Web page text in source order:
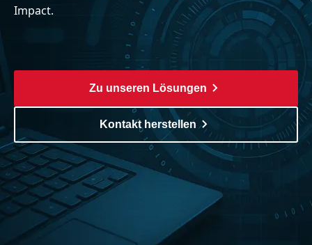
Impact.
Zu unseren Lösungen
Kontakt herstellen